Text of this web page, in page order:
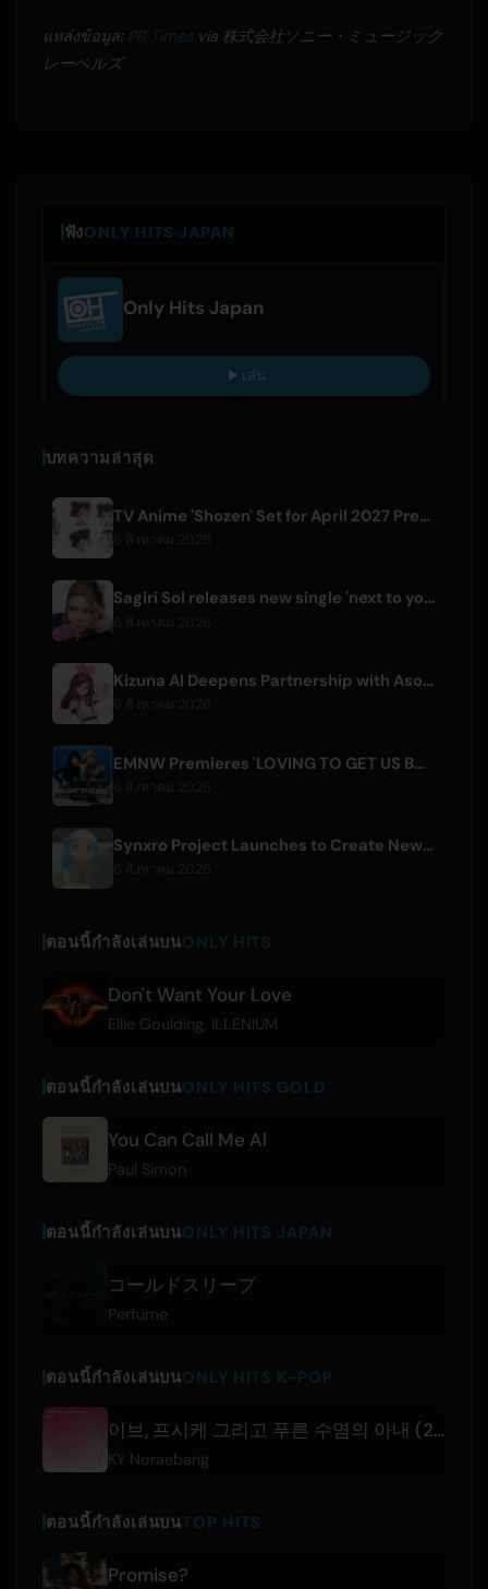
แหล่งข้อมูล: PR Timesvia 株式会社ソニー・ミュージック
レーベルズ
ฟังONLY HITS JAPAN
Only Hits Japan
เล่น
บทความล่าสุด
TV Anime 'Shozen' Set for April 2027 Premiere on Fuji TV
Sagiri Sol releases new single 'next to your love' after hiatus
Kizuna AI Deepens Partnership with Asobisystem Ahead of 10th Anniversary World Tour
EMNW Premieres 'LOVING TO GET US BY' Music Video on August 7
Synxro Project Launches to Create New IP from Fictional Anime Openings
ตอนนี้กำลังเล่นบนONLY HITS
Don't Want Your Love
Ellie Goulding ILLENIUM
ตอนนี้กำลังเล่นบนONLY HITS GOLD
You Can Call Me Al
Paul Simon
ตอนนี้กำลังเล่นบนONLY HITS JAPAN
コールドスリープ
Perfume
ตอนนี้กำลังเล่นบนONLY HITS K-POP
이브, 프시케 그리고 푸른 수염의 아내 (29292) MR
KY Noraebang
ตอนนี้กำลังเล่นบนTOP HITS
Promise?